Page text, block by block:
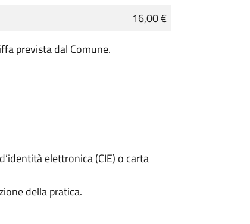
16,00 €
prevista dal Comune.
elettronica (CIE) o carta
della pratica.